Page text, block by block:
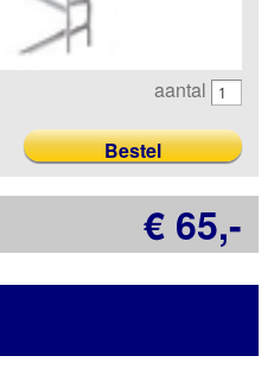
aantal
€ 65,-